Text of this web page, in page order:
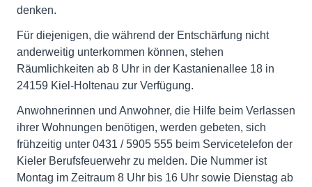
denken.
Für diejenigen, die während der Entschärfung nicht
anderweitig unterkommen können, stehen
Räumlichkeiten ab 8 Uhr in der Kastanienallee 18 in
24159 Kiel-Holtenau zur Verfügung.
Anwohnerinnen und Anwohner, die Hilfe beim Verlassen
ihrer Wohnungen benötigen, werden gebeten, sich
frühzeitig unter 0431 / 5905 555 beim Servicetelefon der
Kieler Berufsfeuerwehr zu melden. Die Nummer ist
Montag im Zeitraum 8 Uhr bis 16 Uhr sowie Dienstag ab